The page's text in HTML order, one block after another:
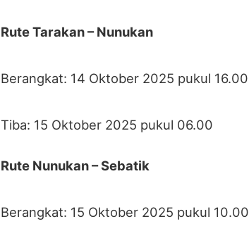
Rute Tarakan – Nunukan
Berangkat: 14 Oktober 2025 pukul 16.00
Tiba: 15 Oktober 2025 pukul 06.00
Rute Nunukan – Sebatik
Berangkat: 15 Oktober 2025 pukul 10.00